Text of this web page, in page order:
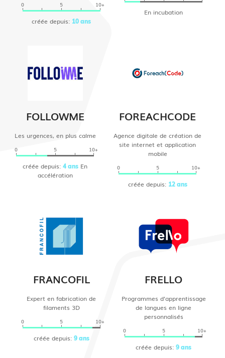
0 5 10+
créée depuis: 10 ans
En incubation
FOLLOWME
Les urgences, en plus calme
0 5 10+
créée depuis:4 ans En
accélération
FOREACHCODE
Agence digitale de création de
site internet et application
mobile
0 5 10+
créée depuis: 12 ans
FRANCOFIL
Expert en fabrication de
filaments 3D
0 5 10+
créée depuis: 9 ans
FRELLO
Programmes d’apprentissage
de langues en ligne
personnalisés
0 5 10+
créée depuis:9 ans